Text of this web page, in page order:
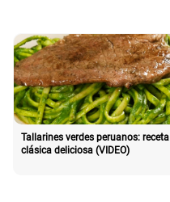
Tallarines verdes peruanos: receta
clásica deliciosa (VIDEO)